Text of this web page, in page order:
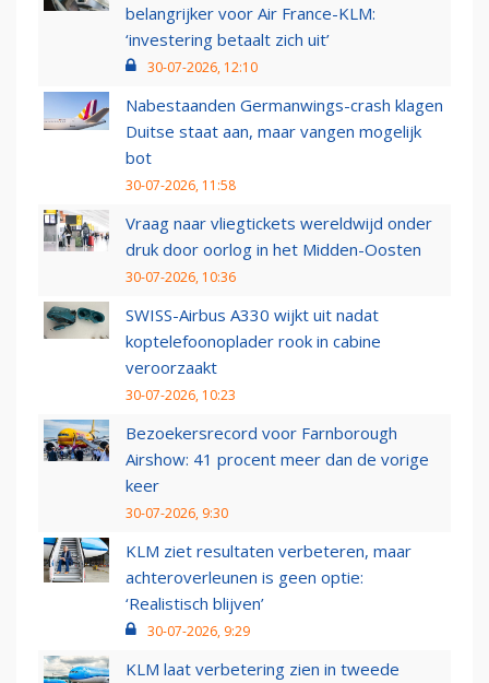
belangrijker voor Air France-KLM:
‘investering betaalt zich uit’
30-07-2026, 12:10
Nabestaanden Germanwings-crash klagen
Duitse staat aan, maar vangen mogelijk
bot
30-07-2026, 11:58
Vraag naar vliegtickets wereldwijd onder
druk door oorlog in het Midden-Oosten
30-07-2026, 10:36
SWISS-Airbus A330 wijkt uit nadat
koptelefoonoplader rook in cabine
veroorzaakt
30-07-2026, 10:23
Bezoekersrecord voor Farnborough
Airshow: 41 procent meer dan de vorige
keer
30-07-2026, 9:30
KLM ziet resultaten verbeteren, maar
achteroverleunen is geen optie:
‘Realistisch blijven’
30-07-2026, 9:29
KLM laat verbetering zien in tweede